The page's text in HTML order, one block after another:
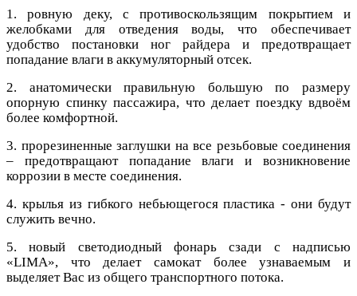
1. ровную деку, с противоскользящим покрытием и
желобками для отведения воды, что обеспечивает
удобство постановки ног райдера и предотвращает
попадание влаги в аккумуляторный отсек.
2. анатомически правильную большую по размеру
опорную спинку пассажира, что делает поездку вдвоём
более комфортной.
3. прорезиненные заглушки на все резьбовые соединения
– предотвращают попадание влаги и возникновение
коррозии в месте соединения.
4. крылья из гибкого небьющегося пластика - они будут
служить вечно.
5. новый светодиодный фонарь сзади с надписью
«LIMA», что делает самокат более узнаваемым и
выделяет Вас из общего транспортного потока.